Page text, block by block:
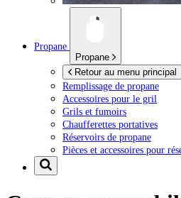
Propane
Propane
Retour au menu principal
Remplissage de propane
Accessoires pour le gril
Grils et fumoirs
Chaufferettes portatives
Réservoirs de propane
Pièces et accessoires pour